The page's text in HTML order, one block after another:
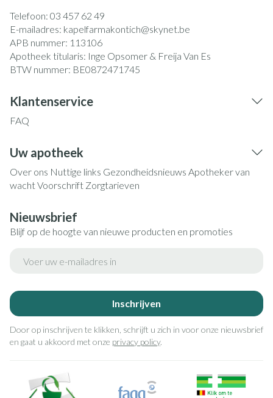
Telefoon: 03 457 62 49
E-mailadres: kapelfarmakontich@skynet.be
APB nummer: 113106
Apotheek titularis: Inge Opsomer & Freija Van Es
BTW nummer: BE0872471745
Klantenservice
FAQ
Uw apotheek
Over ons Nuttige links Gezondheidsnieuws Apotheker van
wachtVoorschrift Zorgtarieven
Nieuwsbrief
Blijf op de hoogte van nieuwe producten en promoties
Inschrijven
Door op inschrijven te klikken, schrijft u zich in voor onze nieuwsbrief
en gaat u akkoord met onze privacy policy.